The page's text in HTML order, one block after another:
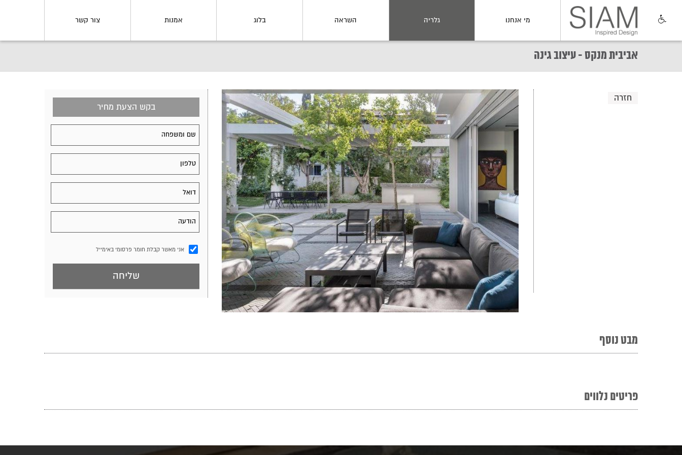
מי אנחנו גלריה השראה בלוג אמנות צור קשר
אביבית מנקס - עיצוב גינה
חזרה
בקש הצעת מחיר
אני מאשר קבלת חומר פרסומי באימייל
מבט נוסף
פריטים נלווים